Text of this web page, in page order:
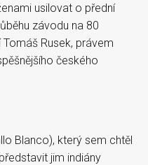
usilovat o přední
závodu na 80
Rusek, právem
českého
Blanco), který sem chtěl
jim indiány